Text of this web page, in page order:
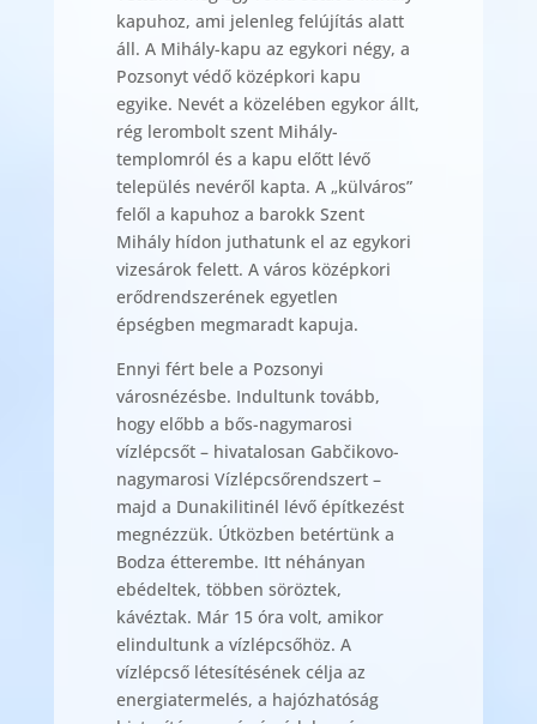
kapuhoz, ami jelenleg felújítás alatt
áll. A Mihály-kapu az egykori négy, a
Pozsonyt védő középkori kapu
egyike. Nevét a közelében egykor állt,
rég lerombolt szent Mihály-
templomról és a kapu előtt lévő
település nevéről kapta. A „külváros”
felől a kapuhoz a barokk Szent
Mihály hídon juthatunk el az egykori
vizesárok felett. A város középkori
erődrendszerének egyetlen
épségben megmaradt kapuja.
Ennyi fért bele a Pozsonyi
városnézésbe. Indultunk tovább,
hogy előbb a bős-nagymarosi
vízlépcsőt – hivatalosan Gabčikovo-
nagymarosi Vízlépcsőrendszert –
majd a Dunakilitinél lévő építkezést
megnézzük. Útközben betértünk a
Bodza étterembe. Itt néhányan
ebédeltek, többen söröztek,
kávéztak. Már 15 óra volt, amikor
elindultunk a vízlépcsőhöz. A
vízlépcső létesítésének célja az
energiatermelés, a hajózhatóság